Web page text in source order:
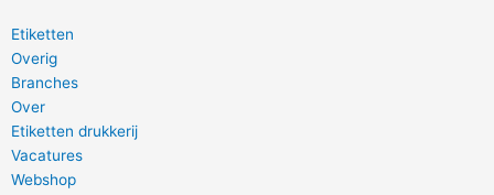
Etiketten
Overig
Branches
Over
Etiketten drukkerij
Vacatures
Webshop